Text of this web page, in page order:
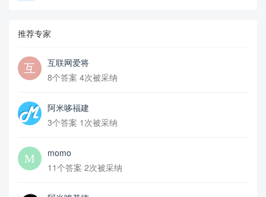
推荐专家
互联网爱将
8个答案 4次被采纳
阿米哆福建
3个答案 1次被采纳
momo
11个答案 2次被采纳